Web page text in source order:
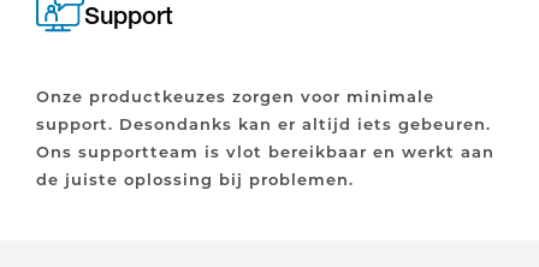
Support
Onze productkeuzes zorgen voor minimale
support. Desondanks kan er altijd iets gebeuren.
Ons supportteam is vlot bereikbaar en werkt aan
de juiste oplossing bij problemen.